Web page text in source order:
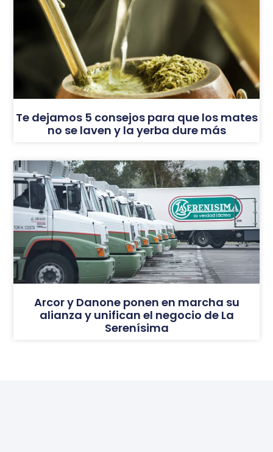
Te dejamos 5 consejos para que los mates
no se laven y la yerba dure más
Arcor y Danone ponen en marcha su
alianza y unifican el negocio de La
Serenísima